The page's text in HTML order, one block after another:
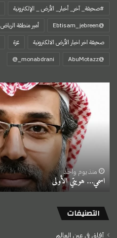
#صحيفة_ آخر_ أخبار_ الأرض _ الإلكترونية
@Ebtisam_jebreen
أمير منطقة الرياض
صحيفة اخر اخبار الأرض الالكترونية
غزة
‏@AbuMotazz
منذ يوم واحد
اسمي… هويتي الأولى
التصنيفات
آفاق في عين العالم